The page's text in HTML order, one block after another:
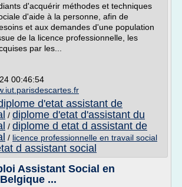
d'acquérir méthodes et techniques
d'aide à la personne, afin de
et aux demandes d'une population
de la licence professionnelle, les
par les...
00:46:54
d'etat assistant de
/ diplome d'etat d'assistant du
/ diplome d etat d assistant de
/ licence professionnelle en travail social
d assistant social
Assistant Social en
...